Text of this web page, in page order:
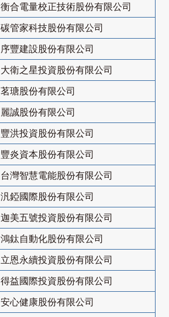
衡合電量校正技術股份有限公司
碳管家科技股份有限公司
序豐建設股份有限公司
大衛之星投資股份有限公司
茗瑭股份有限公司
麗誠股份有限公司
豐洪投資股份有限公司
豐炎資本股份有限公司
台灣智慧電能股份有限公司
汎錏國際股份有限公司
迦美五號投資股份有限公司
鴻鈦自動化股份有限公司
立恩永續投資股份有限公司
得益國際投資股份有限公司
安心健康股份有限公司